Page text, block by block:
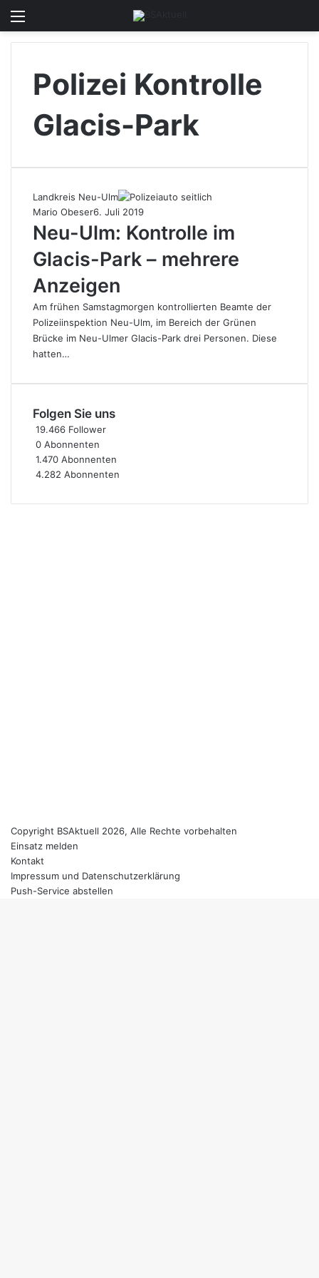
Polizei Kontrolle
Glacis-Park
Landkreis Neu-Ulm
Mario Obeser6. Juli 2019
Neu-Ulm: Kontrolle im
Glacis-Park – mehrere
Anzeigen
Am frühen Samstagmorgen kontrollierten Beamte der
Polizeiinspektion Neu-Ulm, im Bereich der Grünen
Brücke im Neu-Ulmer Glacis-Park drei Personen. Diese
hatten…
Folgen Sie uns
19.466 Follower
0 Abonnenten
1.470 Abonnenten
4.282 Abonnenten
Copyright BSAktuell 2026, Alle Rechte vorbehalten
Einsatz melden
Kontakt
Impressum und Datenschutzerklärung
Push-Service abstellen